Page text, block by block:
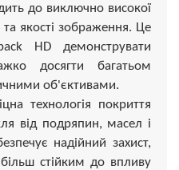
до виключно високої
та якості зображення. Це
HD демонструвати
досягти багатьом
об'єктивами.
технологія покриття
від подряпин, масел і
надійний захист,
стійким до впливу